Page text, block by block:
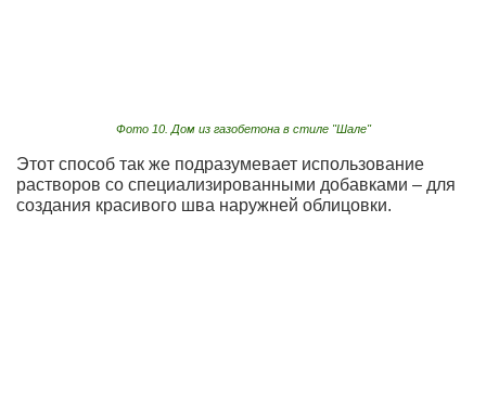
Фото 10. Дом из газобетона в стиле "Шале"
Этот способ так же подразумевает использование
растворов со специализированными добавками – для
создания красивого шва наружней облицовки.